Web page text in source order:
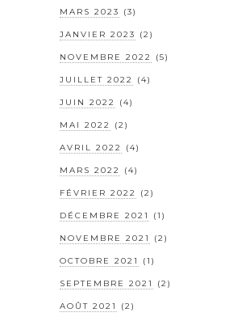
MARS 2023 (3)
JANVIER 2023 (2)
NOVEMBRE 2022 (5)
JUILLET 2022 (4)
JUIN 2022 (4)
MAI 2022 (2)
AVRIL 2022 (4)
MARS 2022 (4)
FÉVRIER 2022 (2)
DÉCEMBRE 2021 (1)
NOVEMBRE 2021 (2)
OCTOBRE 2021 (1)
SEPTEMBRE 2021 (2)
AOÛT 2021 (2)